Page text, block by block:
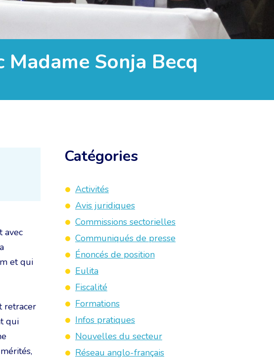
Sonja Becq
avec
et qui
retracer
qui
Catégories
Activités
Avis juridiques
Commissions sectorielles
Communiqués de presse
Énoncés de position
Eulita
Fiscalité
Formations
Infos pratiques
Nouvelles du secteur
Réseau anglo-français